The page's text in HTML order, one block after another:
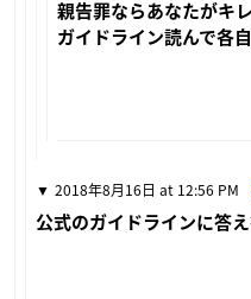
親告罪ならあなたがキ
ガイドライン読んで各
2018年8月16日 at 12:56 PM
公式のガイドラインに答